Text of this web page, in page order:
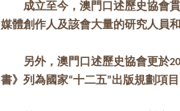
成立至今，澳門口述歷史協會
媒體創作人及該會大量的研究人員
另外，澳門口述歷史協會更於
書》列為國家“十二五”出版規劃項